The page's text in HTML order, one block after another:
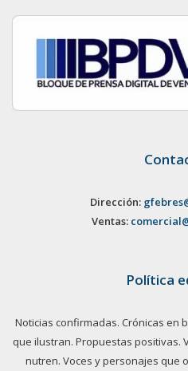
Dirección:
Ventas:
Política
Noticias confirmadas. Crónicas en
que ilustran. Propuestas positivas.
nutren. Voces y personajes que